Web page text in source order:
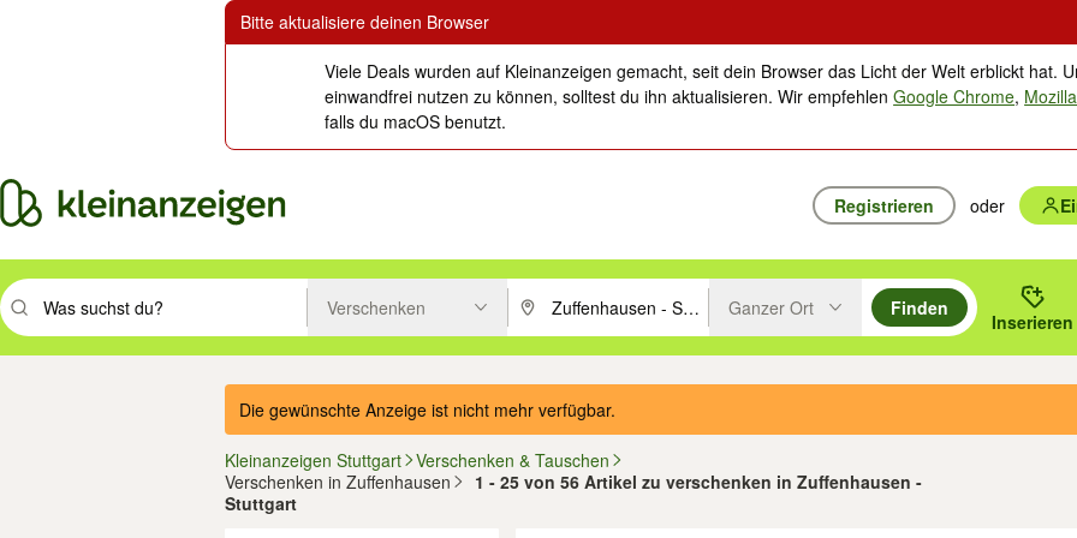
Bitte aktualisiere deinen Browser
Viele Deals wurden auf Kleinanzeigen gemacht, seit dein Browser das Licht der Welt erblickt hat.
einwandfrei nutzen zu können, solltest du ihn aktualisieren. Wir empfehlenGoogle Chrome,
falls du macOS benutzt.
Registrieren oder
Suchbegriff eingeben. Eingabetaste drücken um zu suchen, oder Vorschläge mit den Pfeiltasten nach oben/unten durchsuchen und mit
Verschenken PLZ oder Ort eingeben. Eingabetaste drücken um zu suchen, oder
Ganzer Ort
Finden
Inserieren
Die gewünschte Anzeige ist nicht mehr verfügbar.
Kleinanzeigen Stuttgart Verschenken & Tauschen
Verschenken in Zuffenhausen
1 - 25 von 56 Artikel zu verschenken in Zuffenhausen -
Stuttgart